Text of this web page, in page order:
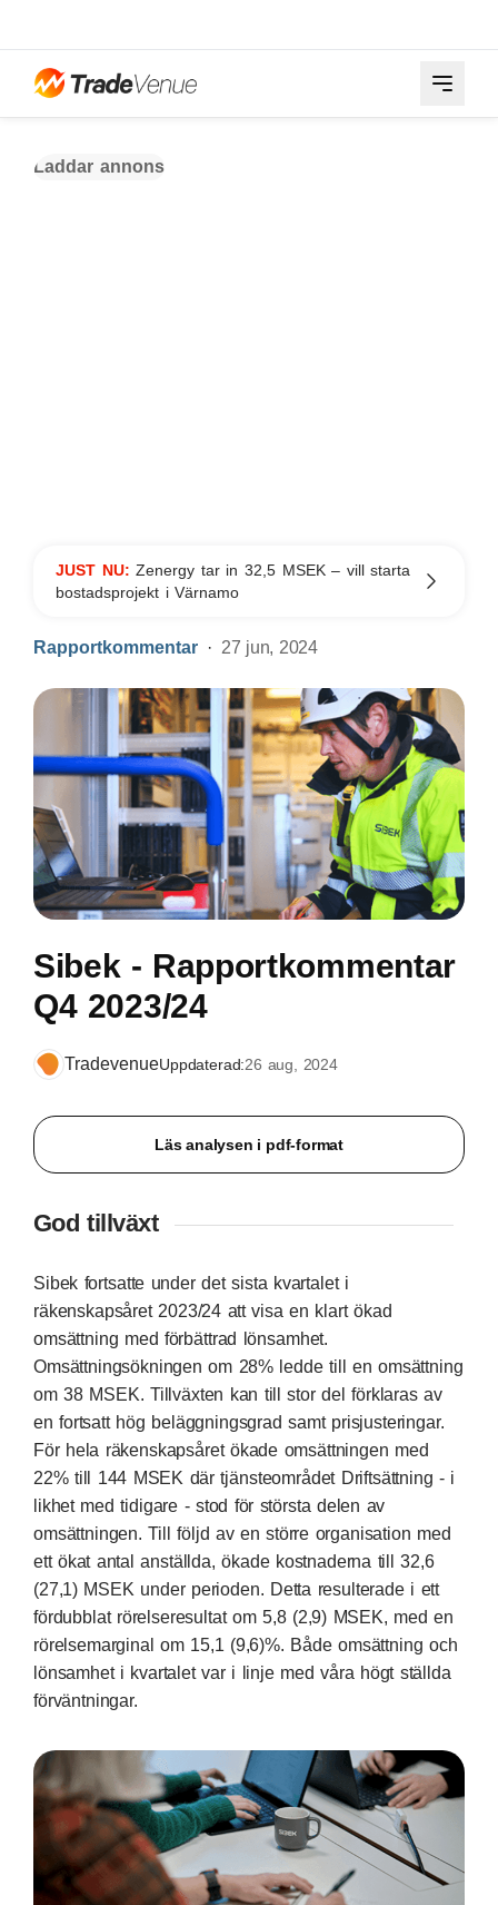
Laddar annons
JUST NU:Zenergy tar in 32,5 MSEK – vill starta
bostadsprojekt i Värnamo
Rapportkommentar 27 jun, 2024
Sibek - Rapportkommentar
Q4 2023/24
TradevenueUppdaterad:26 aug, 2024
Läs analysen i pdf-format
God tillväxt
Sibek fortsatte under det sista kvartalet i
räkenskapsåret 2023/24 att visa en klart ökad
omsättning med förbättrad lönsamhet.
Omsättningsökningen om 28% ledde till en omsättning
om 38 MSEK. Tillväxten kan till stor del förklaras av
en fortsatt hög beläggningsgrad samt prisjusteringar.
För hela räkenskapsåret ökade omsättningen med
22% till 144 MSEK där tjänsteområdet Driftsättning - i
likhet med tidigare - stod för största delen av
omsättningen. Till följd av en större organisation med
ett ökat antal anställda, ökade kostnaderna till 32,6
(27,1) MSEK under perioden. Detta resulterade i ett
fördubblat rörelseresultat om 5,8 (2,9) MSEK, med en
rörelsemarginal om 15,1 (9,6)%. Både omsättning och
lönsamhet i kvartalet var i linje med våra högt ställda
förväntningar.